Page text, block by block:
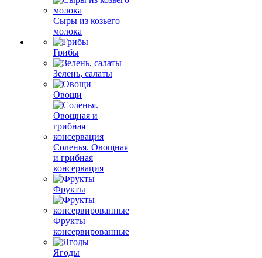
Сыры из козьего
молока
Грибы
Зелень, салаты
Овощи
Соленья. Овощная
и грибная
консервация
Фрукты
Фрукты
консервированные
Ягоды